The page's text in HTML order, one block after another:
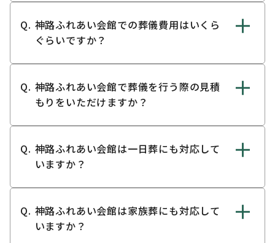
神路ふれあい会館での葬儀費用はいくら
ぐらいですか？
神路ふれあい会館で葬儀を行う際の見積
もりをいただけますか？
神路ふれあい会館は一日葬にも対応して
いますか？
神路ふれあい会館は家族葬にも対応して
いますか？